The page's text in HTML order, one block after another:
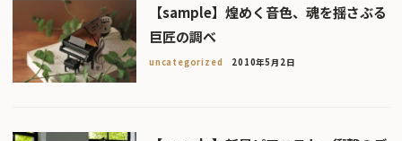
【sample】煌めく音色、魂を揺さぶる
巨匠の調べ
uncategorized 2010年5月2日